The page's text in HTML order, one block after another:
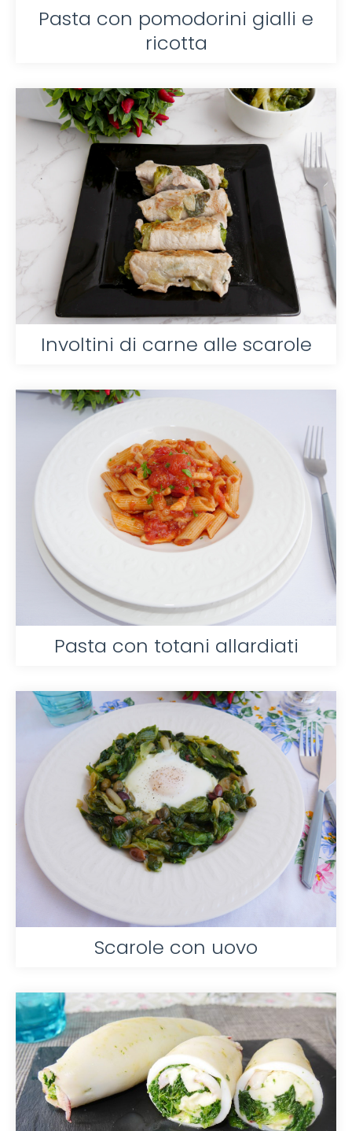
Pasta con pomodorini gialli e
ricotta
Involtini di carne alle scarole
Pasta con totani allardiati
Scarole con uovo